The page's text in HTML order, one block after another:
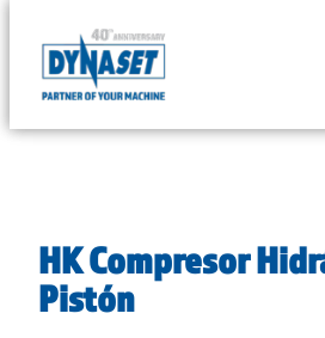
content
DYNASET
by
HK Compresor
Pistón